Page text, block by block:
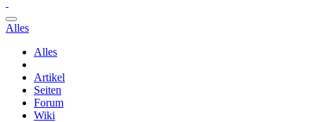
Alles
Alles
Artikel
Seiten
Forum
Wiki